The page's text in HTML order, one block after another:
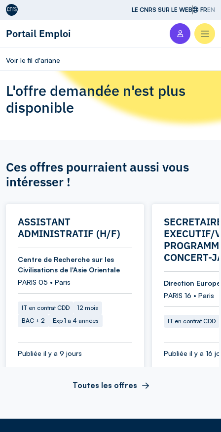
Aller au contenu LE CNRS SUR LE WEB FREN
Portail Emploi
Voir le fil d'ariane
L'offre demandée n'est plus
disponible
Ces offres pourraient aussi vous
intéresser !
ASSISTANT
ADMINISTRATIF (H/F)
Centre de Recherche sur les
Civilisations de l'Asie Orientale
PARIS 05 • Paris
IT en contrat CDD
12 mois
BAC + 2
Exp 1 à 4 années
Publiée il y a 9 jours
EXECUTIF/
CONCERT-
Direction
PARIS 16 • Paris
IT en contrat CDD
Publiée il y a 16
Toutes les offres